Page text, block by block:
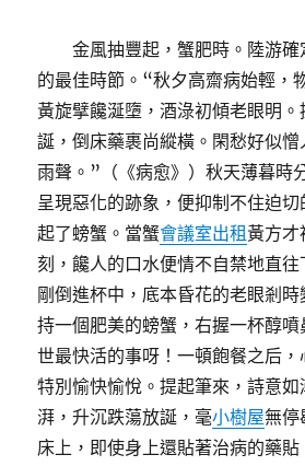
金風抽豐起，蟹肥時。陸游
的最佳時節。“秋夕高齋病始輕，
黃旋擘饞涎墮，酒淥初傾老眼明
誕，倒床藥裹尚縱橫。閑愁好似
雨聲。”（《病愈》）秋天薄暮時
呈現惡化的跡象，便抑制不住迫切
起了螃蟹。當蟹會議室出租 黃方才
刻，饞人的口水便情不自禁地直
剛倒進杯中，底本昏花的老眼剎
持一個肥美的螃蟹，右握一杯醇
世最快活的事呀！一頓飽餐之后
特別愉快愉悅。提起筆來，詩意
湃，升沉跌蕩放誕，毫小樹屋無停
床上，即使身上還貼著治病的藥